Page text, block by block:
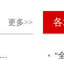
更多>>
退役军人事务部 中央军委政治工作部 全国双拥工作领导小组办公室关于做好“八一”期间拥军优属拥政爱民工作的通知